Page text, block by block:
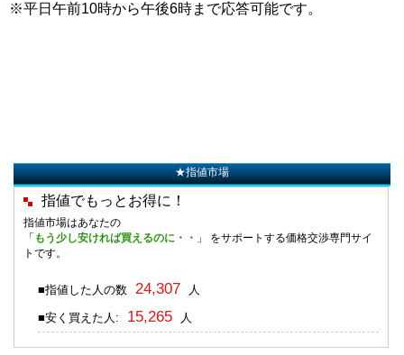
※平日午前10時から午後6時まで応答可能です。
★指値市場
指値でもっとお得に！
指値市場はあなたの
「 もう少し安ければ買えるのに・・ 」 をサポートする価格交渉専門サイ
トです。
■指値した人の数 24,307 人
■安く買えた人: 15,265 人